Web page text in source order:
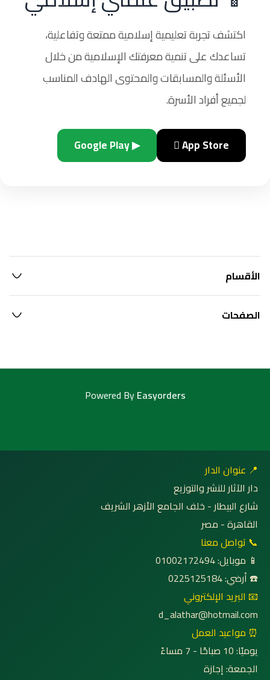
اكتشف تجربة تعليمية إسلامية ممتعة وتفاعلية،
تساعدك على تنمية معرفتك الإسلامية من خلال
الأسئلة والمسابقات والمحتوى الهادف المناسب
لجميع أفراد الأسرة.
 App Store
▶ Google Play
الأقسام
الصفحات
Powered ByEasyorders
📍 عنوان الدار
دار الآثار للنشر والتوزيع
شارع البيطار - خلف الجامع الأزهر الشريف
القاهرة - مصر
📞 تواصل معنا
📱 موبايل: 01002172494
☎️ أرضي: 0225125184
📧 البريد الإلكتروني
d_alathar@hotmail.com
⏰ مواعيد العمل
يوميًا: 10 صباحًا - 7 مساءً
الجمعة: إجازة